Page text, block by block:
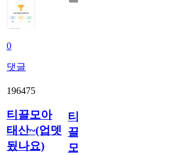
0
댓글
196475
티끌모아
태산~(업뎃
됬나요)
티
끌
모